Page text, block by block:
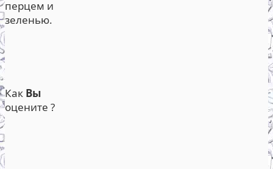
перцем и
зеленью.
Как Вы
оцените ?